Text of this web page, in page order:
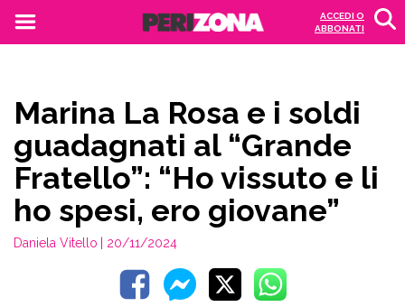
ACCEDI O
ABBONATI
Marina La Rosa e i soldi
guadagnati al “Grande
Fratello”: “Ho vissuto e li
ho spesi, ero giovane”
Daniela Vitello | 20/11/2024